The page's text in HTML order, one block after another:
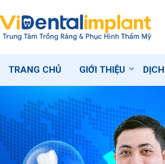
TRANG CHỦ GIỚI THIỆU